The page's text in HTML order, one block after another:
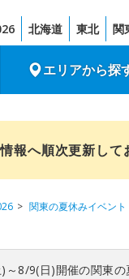
北海道 東北 関
エリアから探
報へ順次更新して
関東の夏休みイベン
～8/9(日)開催の関東